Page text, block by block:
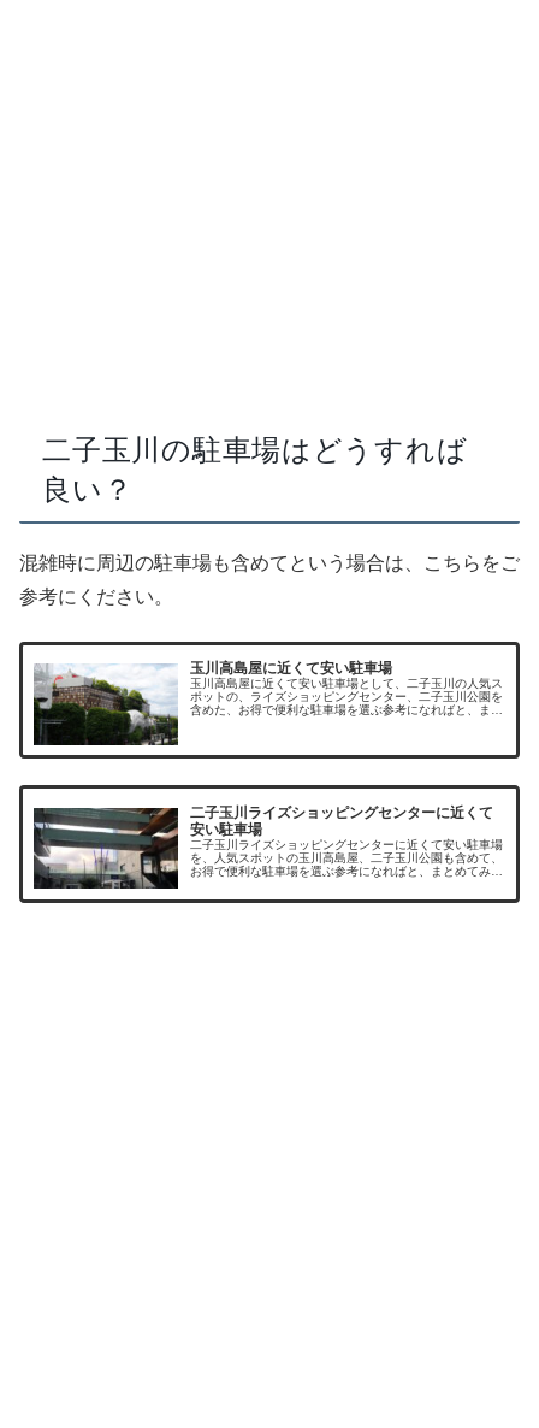
二子玉川の駐車場はどうすれば
良い？
混雑時に周辺の駐車場も含めてという場合は、こちらをご
参考にください。
玉川高島屋に近くて安い駐車場
玉川高島屋に近くて安い駐車場として、二子玉川の人気ス
ポットの、ライズショッピングセンター、二子玉川公園を
含めた、お得で便利な駐車場を選ぶ参考になればと、まと
二子玉川ライズショッピングセンターに近くて
安い駐車場
二子玉川ライズショッピングセンターに近くて安い駐車場
を、人気スポットの玉川高島屋、二子玉川公園も含めて、
お得で便利な駐車場を選ぶ参考になればと、まとめてみま
は駐車料金も割り増しとなっていた...